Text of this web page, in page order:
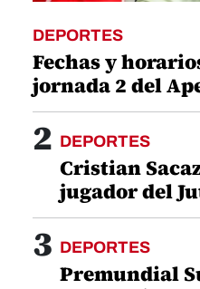
DEPORTES
Fechas y
jornada 2 del
2 DEPORTES
Cristian
jugador del
3 DEPORTES
Premundial